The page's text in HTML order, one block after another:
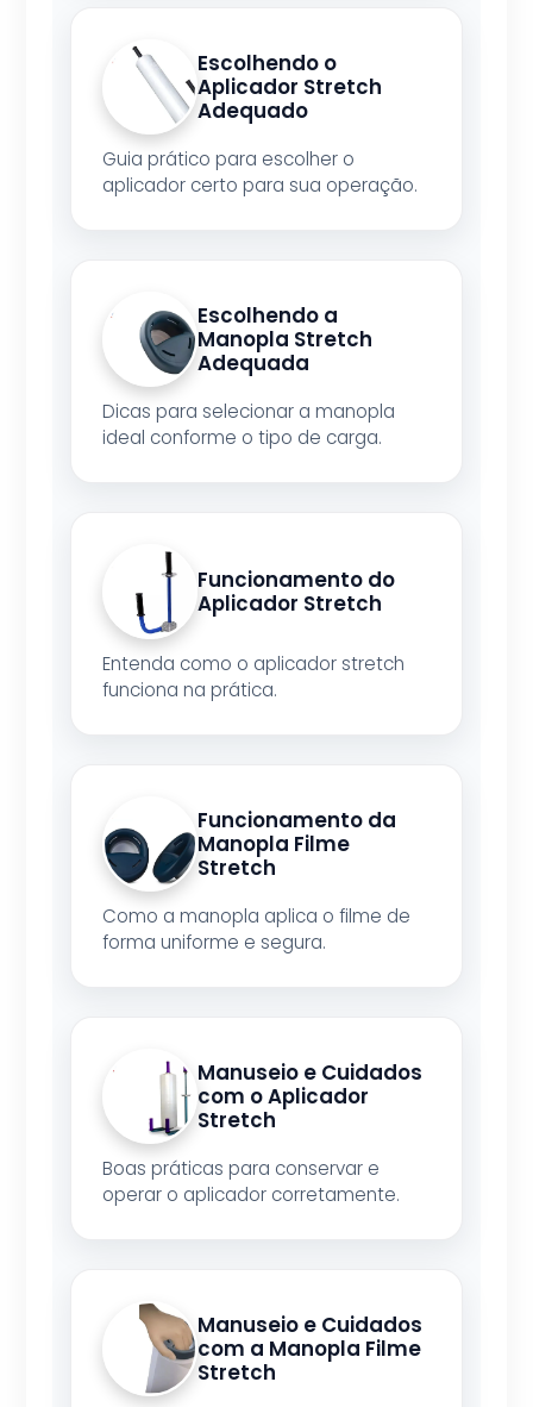
Escolhendo o
Aplicador Stretch
Adequado
Guia prático para escolher o
aplicador certo para sua operação.
Escolhendo a
Manopla Stretch
Adequada
Dicas para selecionar a manopla
ideal conforme o tipo de carga.
Funcionamento do
Aplicador Stretch
Entenda como o aplicador stretch
funciona na prática.
Funcionamento da
Manopla Filme
Stretch
Como a manopla aplica o filme de
forma uniforme e segura.
Manuseio e Cuidados
com o Aplicador
Stretch
Boas práticas para conservar e
operar o aplicador corretamente.
Manuseio e Cuidados
com a Manopla Filme
Stretch